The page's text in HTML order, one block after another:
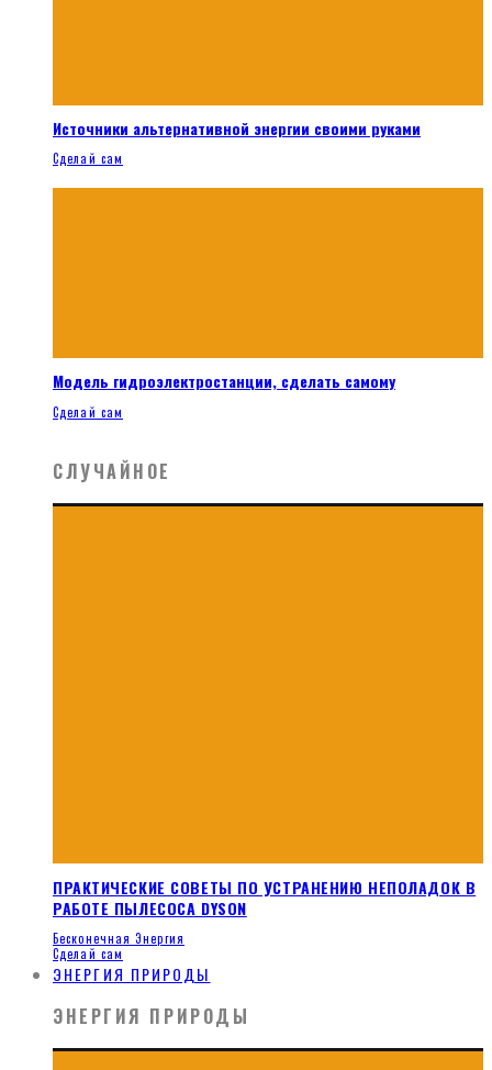
Источники альтернативной энергии своими руками
Сделай сам
Модель гидроэлектростанции, сделать самому
Сделай сам
СЛУЧАЙНОЕ
ПРАКТИЧЕСКИЕ СОВЕТЫ ПО УСТРАНЕНИЮ НЕПОЛАДОК В
РАБОТЕ ПЫЛЕСОСА DYSON
Бесконечная Энергия
Сделай сам
ЭНЕРГИЯ ПРИРОДЫ
ЭНЕРГИЯ ПРИРОДЫ